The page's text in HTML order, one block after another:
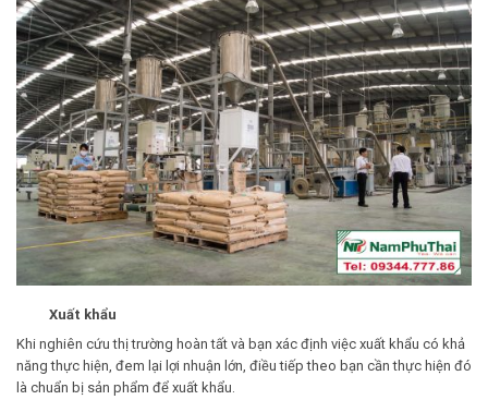
Xuất khẩu
Khi nghiên cứu thị trường hoàn tất và bạn xác định việc xuất khẩu có khả
năng thực hiện, đem lại lợi nhuận lớn, điều tiếp theo bạn cần thực hiện đó
là chuẩn bị sản phẩm để xuất khẩu.